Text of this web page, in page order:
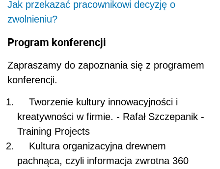
Jak przekazać pracownikowi decyzję o
zwolnieniu?
Program konferencji
Zapraszamy do zapoznania się z programem
konferencji.
Tworzenie kultury innowacyjności i
kreatywności w firmie. - Rafał Szczepanik -
Training Projects
Kultura organizacyjna drewnem
pachnąca, czyli informacja zwrotna 360